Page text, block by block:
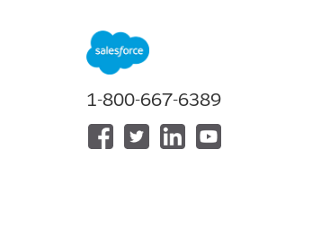
Dites-nous ce
1-800-667-6389